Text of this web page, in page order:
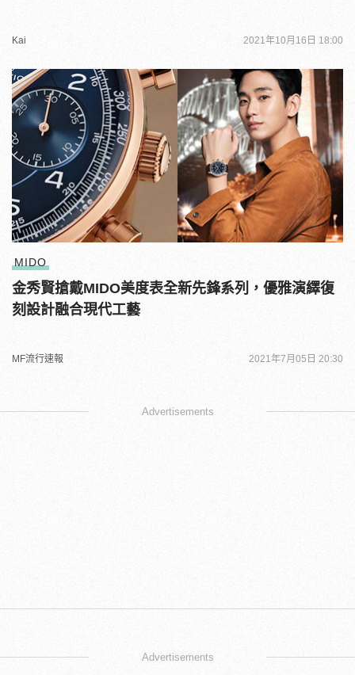
Kai 2021年10月16日 18:00
MIDO
金秀賢搶戴MIDO美度表全新先鋒系列，優雅演繹復
刻設計融合現代工藝
MF流行速報 2021年7月05日 20:30
Advertisements
Advertisements